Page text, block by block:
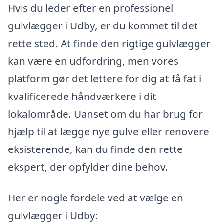
Hvis du leder efter en professionel
gulvlægger i Udby, er du kommet til det
rette sted. At finde den rigtige gulvlægger
kan være en udfordring, men vores
platform gør det lettere for dig at få fat i
kvalificerede håndværkere i dit
lokalområde. Uanset om du har brug for
hjælp til at lægge nye gulve eller renovere
eksisterende, kan du finde den rette
ekspert, der opfylder dine behov.
Her er nogle fordele ved at vælge en
gulvlægger i Udby: